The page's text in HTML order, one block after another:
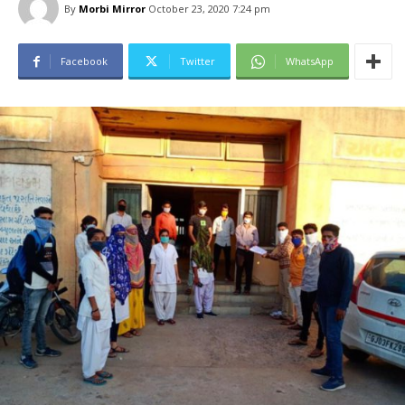
By Morbi Mirror October 23, 2020 7:24 pm
Facebook Twitter WhatsApp